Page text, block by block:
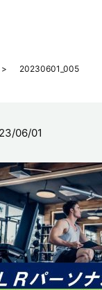
20230601_005
06/01